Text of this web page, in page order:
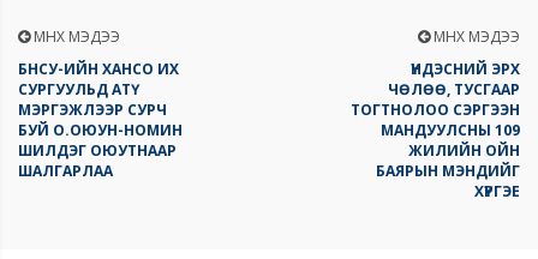
ӨМНӨХ МЭДЭЭ
БНСУ-ИЙН ХАНСО ИХ
СУРГУУЛЬД АТҮ
МЭРГЭЖЛЭЭР СУРЧ
БУЙ О.ОЮУН-НОМИН
ШИЛДЭГ ОЮУТНААР
ШАЛГАРЛАА
ӨМНӨХ МЭДЭЭ
ҮНДЭСНИЙ ЭРХ
ЧӨЛӨӨ, ТУСГААР
ТОГТНОЛОО СЭРГЭЭН
МАНДУУЛСНЫ 109
ЖИЛИЙН ОЙН
БАЯРЫН МЭНДИЙГ
ХҮРГЭЕ